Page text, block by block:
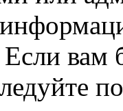
Если